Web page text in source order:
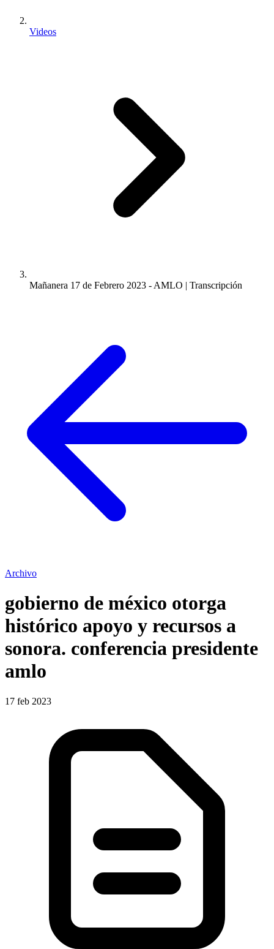
Videos
Mañanera 17 de Febrero 2023 - AMLO | Transcripción
Archivo
gobierno de méxico otorga
histórico apoyo y recursos a
sonora. conferencia presidente
amlo
17 feb 2023